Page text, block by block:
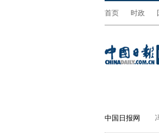
首页 时政
中国日报网